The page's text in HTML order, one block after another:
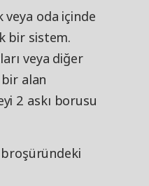
veya oda içinde
bir sistem.
veya diğer
alan
2 askı borusu